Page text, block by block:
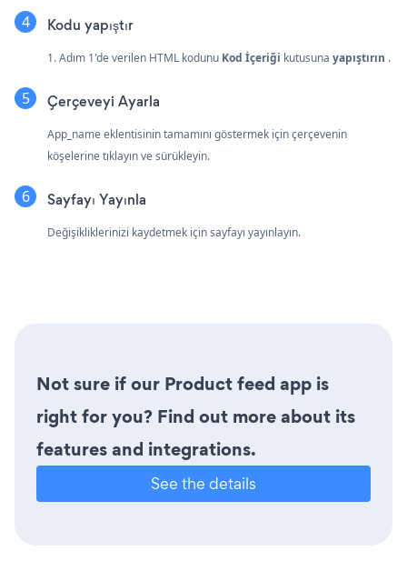
Kodu yapıştır
1. Adım 1'de verilen HTML kodunu Kod İçeriği kutusuna yapıştırın .
Çerçeveyi Ayarla
App_name eklentisinin tamamını göstermek için çerçevenin
köşelerine tıklayın ve sürükleyin.
Sayfayı Yayınla
Değişikliklerinizi kaydetmek için sayfayı yayınlayın.
Not sure if our Product feed app is
right for you? Find out more about its
features and integrations.
See the details